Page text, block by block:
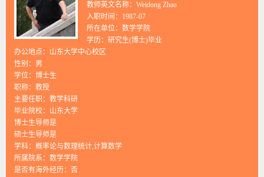
教师英文名称：Weidong Zhao
入职时间：1987-07
所在单位：数学学院
学历：研究生(博士)毕业
办公地点：山东大学中心校区
性别：男
学位：博士生
职称：教授
主要任职：教学科研
毕业院校：山东大学
博士生导师是
硕士生导师是
学科：概率论与数理统计,计算数学
所属院系：数学学院
是否有海外经历：否